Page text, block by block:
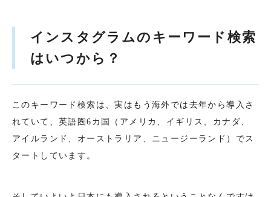
インスタグラムのキーワード検索
はいつから？
このキーワード検索は、実はもう海外では去年から導入さ
れていて、英語圏6カ国（アメリカ、イギリス、カナダ、
アイルランド、オーストラリア、ニュージーランド）でス
タートしています。